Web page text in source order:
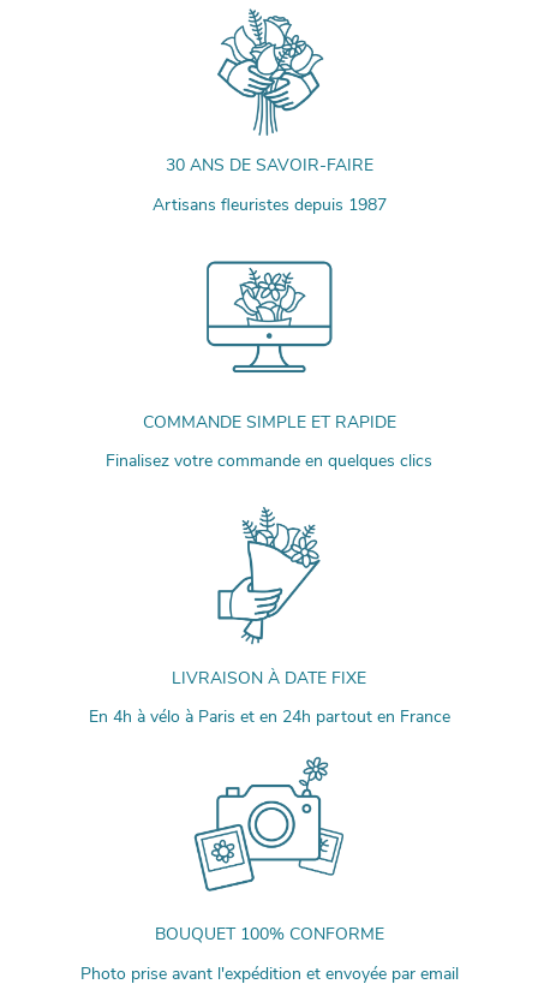
30 ANS DE SAVOIR-FAIRE
Artisans fleuristes depuis 1987
COMMANDE SIMPLE ET RAPIDE
Finalisez votre commande en quelques clics
LIVRAISON À DATE FIXE
En 4h à vélo à Paris et en 24h partout en France
BOUQUET 100% CONFORME
Photo prise avant l'expédition et envoyée par email